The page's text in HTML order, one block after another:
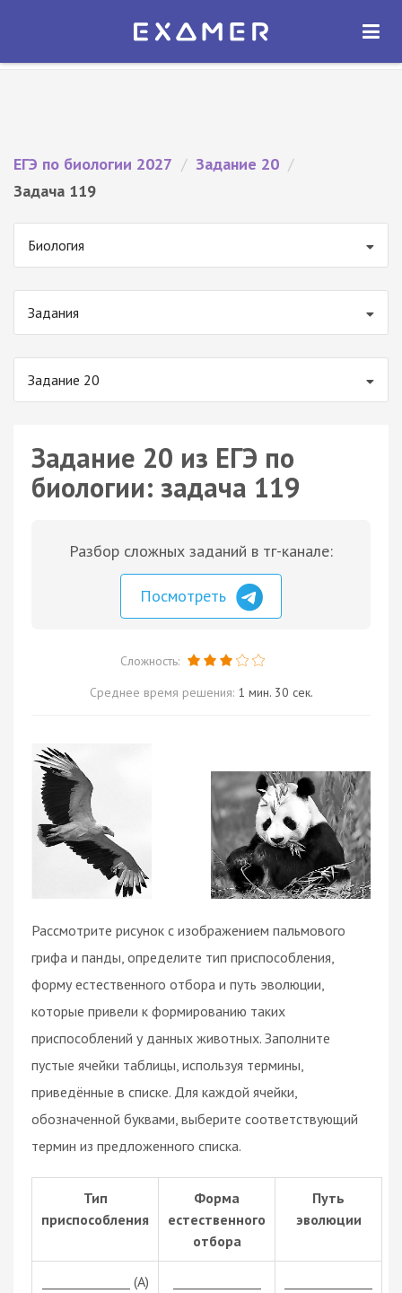
Экзамер — ЕГЭ 2027
ОТКРЫТЬ
ЕГЭ по биологии 2027 / Задание 20 /
Задача 119
Биология
Задания
Задание 20
Задание 20 из ЕГЭ по
биологии: задача 119
Разбор сложных заданий в тг-канале:
Посмотреть
Сложность:
Среднее время решения: 1 мин. 30 сек.
Рассмотрите рисунок с изображением пальмового
грифа и панды, определите тип приспособления,
форму естественного отбора и путь эволюции,
которые привели к формированию таких
приспособлений у данных животных. Заполните
пустые ячейки таблицы, используя термины,
приведённые в списке. Для каждой ячейки,
обозначенной буквами, выберите соответствующий
термин из предложенного списка.
Тип
приспособления
Форма
естественного
отбора
Путь
эволюции
______________ (А)